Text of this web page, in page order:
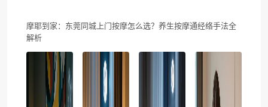
摩耶到家：东莞同城上门按摩怎么选？养生按摩通经络手法全
解析